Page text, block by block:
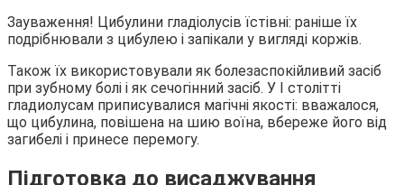
Зауваження! Цибулини гладіолусів їстівні: раніше їх
подрібнювали з цибулею і запікали у вигляді коржів.
Також їх використовували як болезаспокійливий засіб
при зубному болі і як сечогінний засіб. У I столітті
гладиолусам приписувалися магічні якості: вважалося,
що цибулина, повішена на шию воїна, вбереже його від
загибелі і принесе перемогу.
Підготовка до висаджування